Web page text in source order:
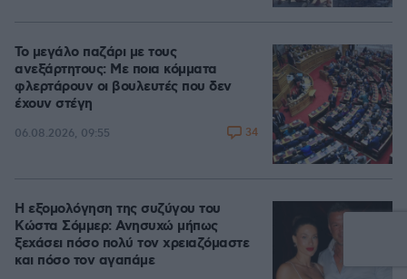
Το μεγάλο παζάρι με τους
ανεξάρτητους: Με ποια κόμματα
φλερτάρουν οι βουλευτές που δεν
έχουν στέγη
06.08.2026, 09:55 34
Η εξομολόγηση της συζύγου του
Κώστα Σόμμερ: Ανησυχώ μήπως
ξεχάσει πόσο πολύ τον χρειαζόμαστε
και πόσο τον αγαπάμε